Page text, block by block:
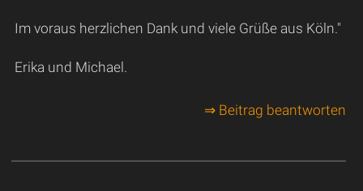
Im voraus herzlichen Dank und viele Grüße aus Köln."
Erika und Michael.
⇒ Beitrag beantworten